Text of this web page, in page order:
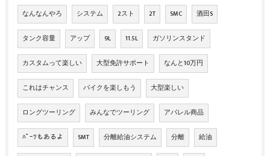
なんなんやろ システム 2スト 2T SMC 酒田S
タンク容量 アップ 9L 11.5L ガソリンスタンド
カスタムって楽しい 大型免許サポート なんと10万円
これはチャンス バイクを楽しもう 大型楽しい
ロングツーリング みんなでツーリング アパレル商品
ﾊﾟｰﾂもあるよ SMT 分離給油システム 分離 給油